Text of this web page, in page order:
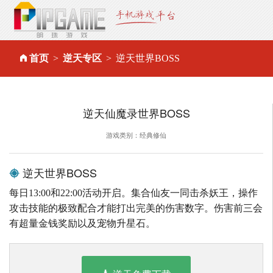
首页 逆天专区 逆天世界BOSS
逆天仙魔录世界BOSS
游戏类别：经典修仙
逆天世界BOSS
每日13:00和22:00活动开启。集合仙友一同击杀妖王，操作
攻击技能的极致配合才能打出完美的伤害数字。伤害前三会
有超量金钱奖励以及宠物升星石。